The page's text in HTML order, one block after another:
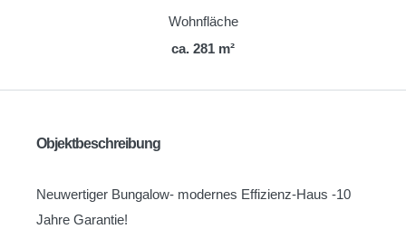
Wohnfläche
ca. 281 m²
Objektbeschreibung
Neuwertiger Bungalow- modernes Effizienz-Haus -10
Jahre Garantie!